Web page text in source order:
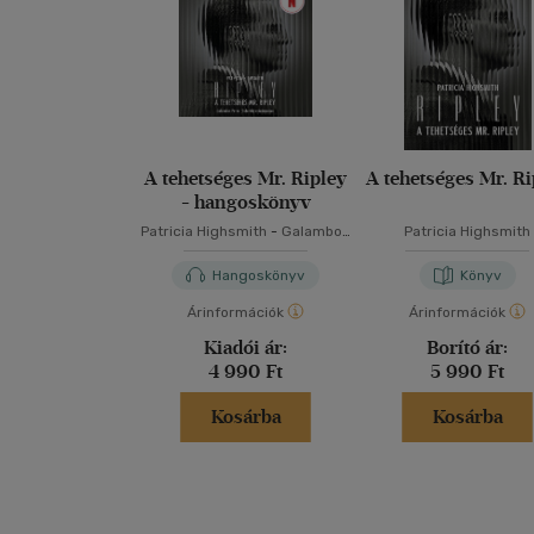
A tehetséges Mr. Ripley
- hangoskönyv
Patricia Highsmith - Galambos
Hangoskönyv
Árinformációk
Kiadói ár:
4 990 Ft
Kosárba
A tehetséges Mr.
Patricia Highsmith
Könyv
Árinformációk
Borító ár:
5 990 Ft
Kosárba